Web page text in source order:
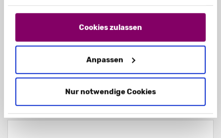
„Einstellungen“ können Sie auswählen, welche
Cookies Sie zulassen. Hier finden Sie unser
und unsereDatenschutzerklärung
Cookies zulassen
Anpassen
Nur notwendige Cookies